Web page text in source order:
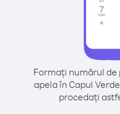
Formați numărul
apela în Capul
procedați